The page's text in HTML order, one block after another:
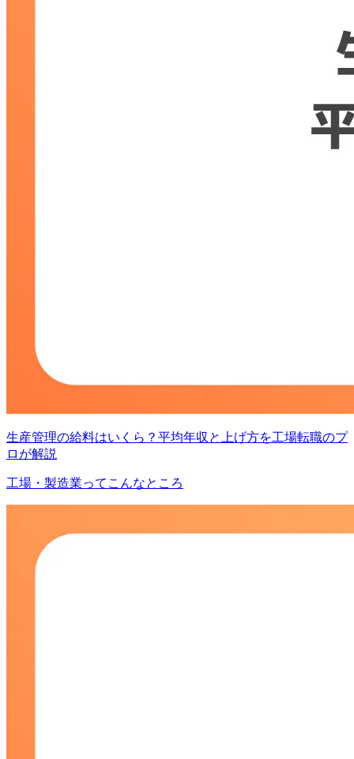
生産管理の給料はいくら？平均年収と上げ方を工場転職のプ
ロが解説
工場・製造業ってこんなところ